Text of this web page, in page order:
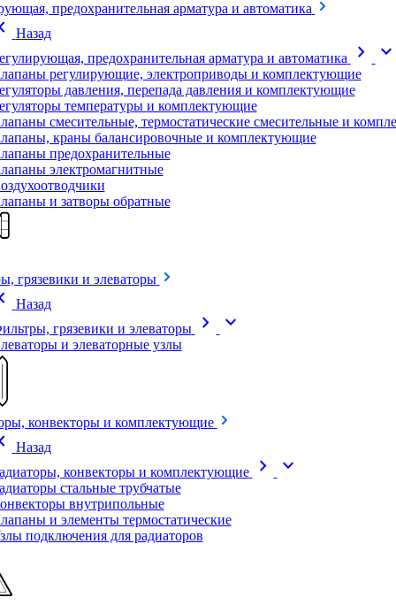
предохранительная арматура и автоматика
Назад
предохранительная арматура и автоматика
chevron_right expand_more
регулирующие, электроприводы и комплектующие
давления, перепада давления и комплектующие
температуры и комплектующие
смесительные, термостатические смесительные и
краны балансировочные и комплектующие
предохранительные
электромагнитные
и затворы обратные
грязевики и элеваторы
Назад
грязевики и элеваторы
chevron_right expand_more
и элеваторные узлы
конвекторы и комплектующие
Назад
конвекторы и комплектующие
chevron_right expand_more
стальные трубчатые
внутрипольные
и элементы термостатические
подключения для радиаторов